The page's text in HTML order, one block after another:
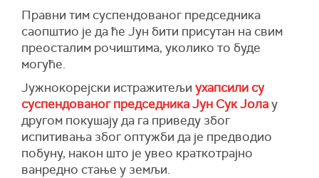
Правни тим суспендованог председника
саопштио је да ће Јун бити присутан на свим
преосталим рочиштима, уколико то буде
могуће.
Јужнокорејски истражитељи ухапсили су
суспендованог председника Јун Сук Јолау
другом покушају да га приведу због
испитивања због оптужби да је предводио
побуну, након што је увео краткотрајно
ванредно стање у земљи.